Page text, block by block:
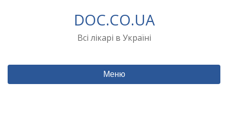
DOC.CO.UA
Всі лікарі в Україні
Меню